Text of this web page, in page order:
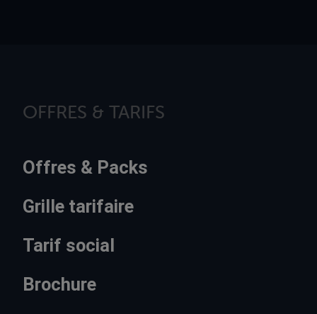
OFFRES & TARIFS
Offres & Packs
Grille tarifaire
Tarif social
Brochure